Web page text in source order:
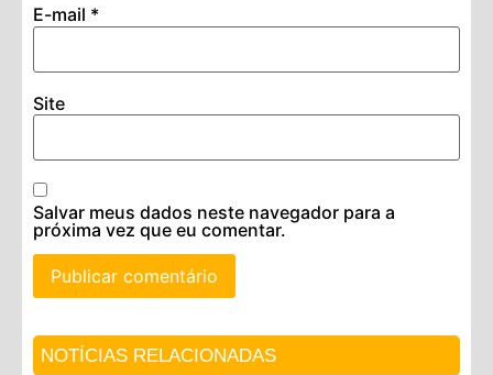
E-mail *
Site
Salvar meus dados neste navegador para a
próxima vez que eu comentar.
NOTÍCIAS RELACIONADAS